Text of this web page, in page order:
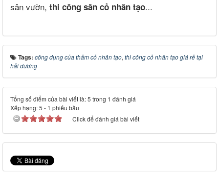
sân vườn, thi công sân cỏ nhân tạo...
Tags: công dụng của thảm cỏ nhân tạo, thi công cỏ nhân tạo giá rẻ tại
hải dương
Tổng số điểm của bài viết là: 5 trong 1 đánh giá
Xếp hạng:5 - 1 phiếu bầu
Click để đánh giá bài viết